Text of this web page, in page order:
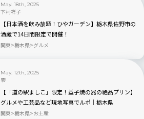
May. 18th, 2025
下村祥子
【日本酒を飲み放題！ひやガーデン】栃木県佐野市の
酒蔵で14日間限定で開催！
関東 栃木県 グルメ
May. 12th, 2025
零
【「道の駅ましこ」限定！益子焼の器の絶品プリン】
グルメや工芸品など現地写真でルポ｜栃木県
関東 栃木県 お土産